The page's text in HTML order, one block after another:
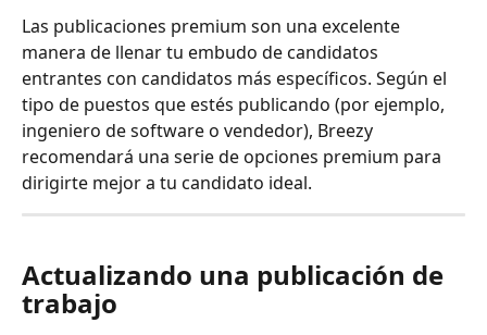
Las publicaciones premium son una excelente
manera de llenar tu embudo de candidatos
entrantes con candidatos más específicos. Según el
tipo de puestos que estés publicando (por ejemplo,
ingeniero de software o vendedor), Breezy
recomendará una serie de opciones premium para
dirigirte mejor a tu candidato ideal.
Actualizando una publicación de
trabajo